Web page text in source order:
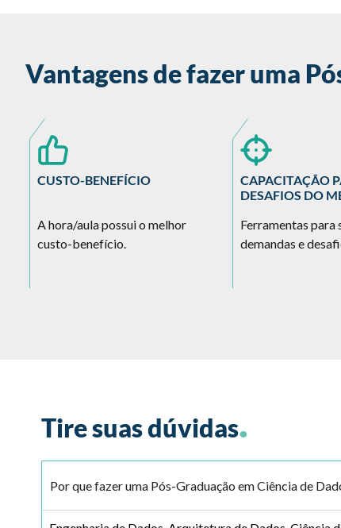
Vantagens de fazer uma
CUSTO-BENEFÍCIO
A hora/aula possui o melhor
custo-benefício.
CAPACITAÇÃO
DESAFIOS DO
Ferramentas para
demandas e
Tire suas dúvidas.
Por que fazer uma Pós-Graduação em Ciência de